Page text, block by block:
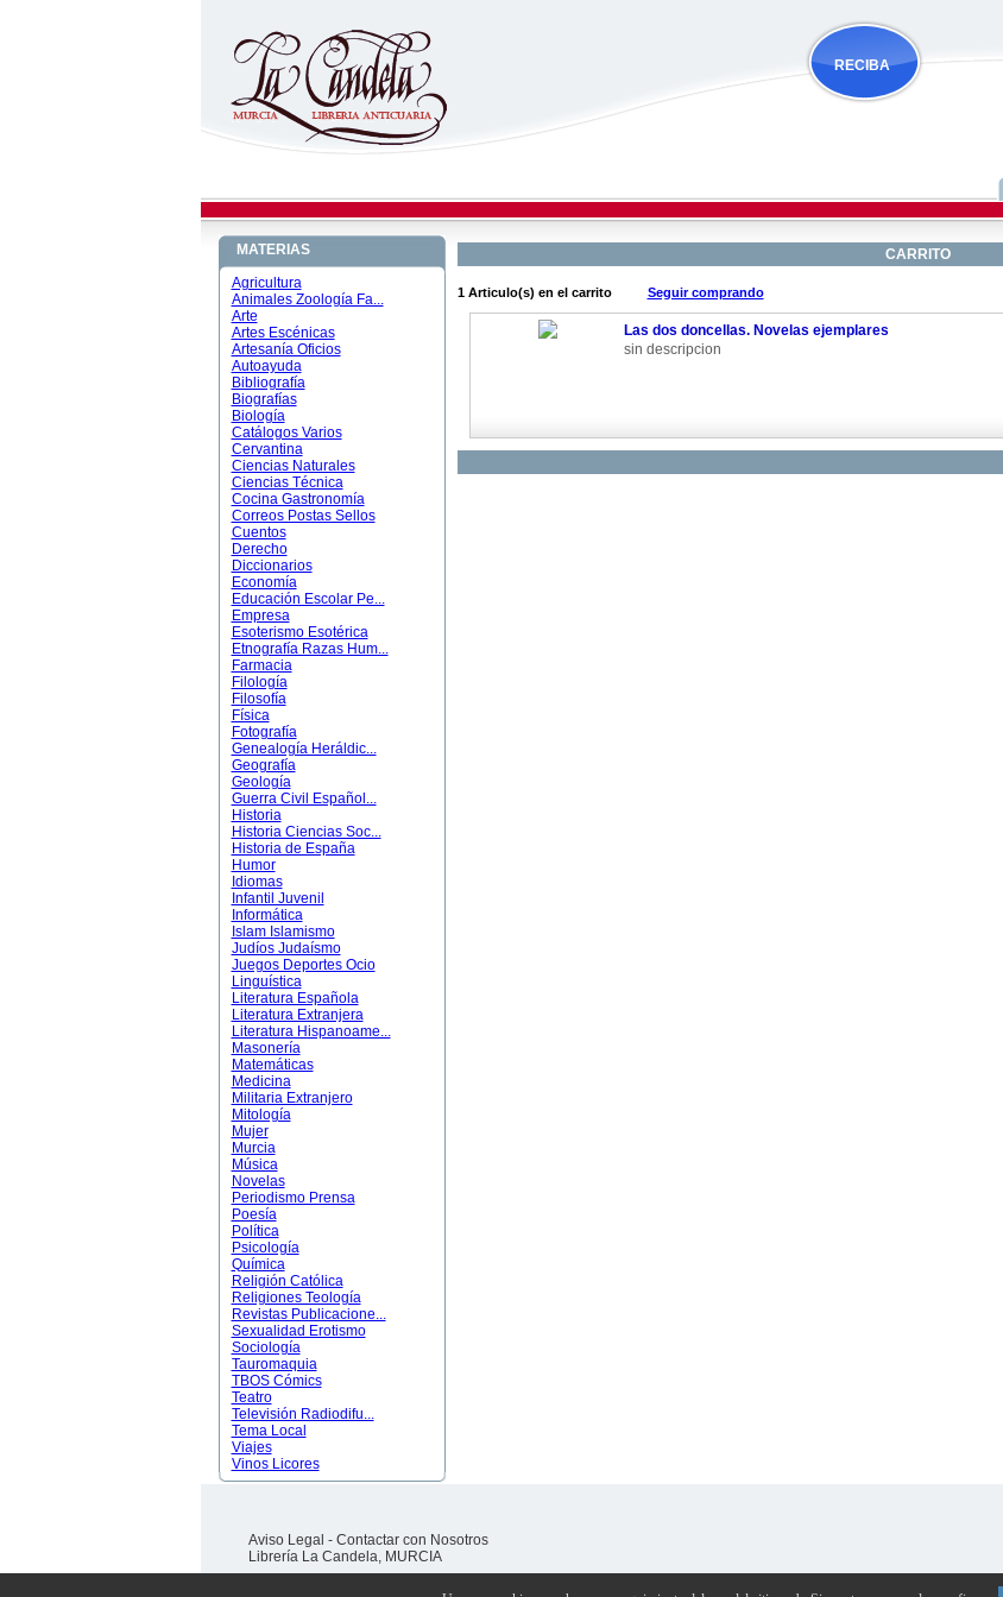
RECIBA
MATERIAS
Agricultura
Animales Zoología Fa...
Arte
Artes Escénicas
Artesanía Oficios
Autoayuda
Bibliografía
Biografías
Biología
Catálogos Varios
Cervantina
Ciencias Naturales
Ciencias Técnica
Cocina Gastronomía
Correos Postas Sellos
Cuentos
Derecho
Diccionarios
Economía
Educación Escolar Pe...
Empresa
Esoterismo Esotérica
Etnografía Razas Hum...
Farmacia
Filología
Filosofía
Física
Fotografía
Genealogía Heráldic...
Geografía
Geología
Guerra Civil Español...
Historia
Historia Ciencias Soc...
Historia de España
Humor
Idiomas
Infantil Juvenil
Informática
Islam Islamismo
Judíos Judaísmo
Juegos Deportes Ocio
Linguística
Literatura Española
Literatura Extranjera
Literatura Hispanoame...
Masonería
Matemáticas
Medicina
Militaria Extranjero
Mitología
Mujer
Murcia
Música
Novelas
Periodismo Prensa
Poesía
Política
Psicología
Química
Religión Católica
Religiones Teología
Revistas Publicacione...
Sexualidad Erotismo
Sociología
Tauromaquia
TBOS Cómics
Teatro
Televisión Radiodifu...
Tema Local
Viajes
Vinos Licores
CARRITO
1 Articulo(s) en el carrito Seguir comprando
Las dos doncellas. Novelas ejemplares
sin descripcion
Aviso Legal - Contactar con Nosotros
Librería La Candela, MURCIA